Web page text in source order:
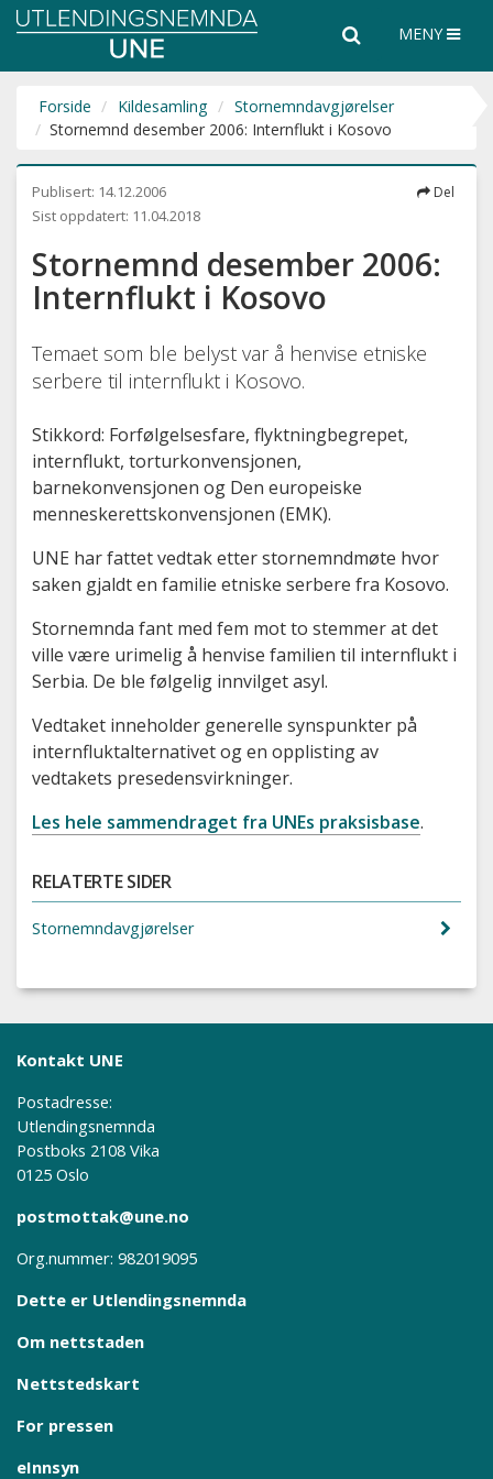
Utlendingsnemnda
hele
nettsiden
Søk MENY
Forside Kildesamling
Stornemndavgjørelser
Stornemnd desember 2006: Internflukt i Kosovo
Publisert: 14.12.2006
Sist oppdatert: 11.04.2018
Del
Stornemnd desember 2006:
Internflukt i Kosovo
Temaet som ble belyst var å henvise etniske
serbere til internflukt i Kosovo.
Stikkord: Forfølgelsesfare, flyktningbegrepet,
internflukt, torturkonvensjonen,
barnekonvensjonen og Den europeiske
menneskerettskonvensjonen (EMK).
UNE har fattet vedtak etter stornemndmøte hvor
saken gjaldt en familie etniske serbere fra Kosovo.
Stornemnda fant med fem mot to stemmer at det
ville være urimelig å henvise familien til internflukt i
Serbia. De ble følgelig innvilget asyl.
Vedtaket inneholder generelle synspunkter på
internfluktalternativet og en opplisting av
vedtakets presedensvirkninger.
Les hele sammendraget fra UNEs praksisbase.
RELATERTE SIDER
Stornemndavgjørelser
Kontakt UNE
Postadresse:
Utlendingsnemnda
Postboks 2108 Vika
0125 Oslo
postmottak@une.no
Org.nummer: 982019095
Dette er Utlendingsnemnda
Om nettstaden
Nettstedskart
For pressen
eInnsyn